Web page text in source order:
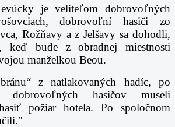
je veliteľom dobrovoľných
dobrovoľní hasiči zo
Rožňavy a z Jelšavy sa dohodli,
keď bude z obradnej miestnosti
manželkou Beou.
z natlakovaných hadíc, po
dobrovoľných hasičov museli
požiar hotela. Po spoločnom